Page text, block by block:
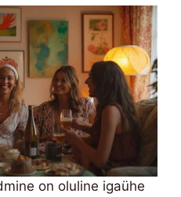
on oluline igaühe